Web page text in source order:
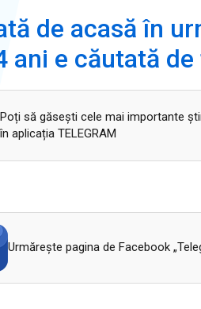
de acasă în
ani e căutată
Poți să găsești cele mai importante
în aplicația TELEGRAM
Urmăreşte pagina de Facebook